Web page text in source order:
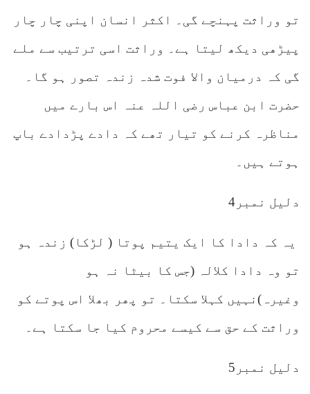
تو وراثت پہنچے گی۔ اکثر انسان اپنی چار چار
پیڑھی دیکھ لیتا ہے۔ وراثت اسی ترتیب سے ملے
گی کہ درمیان والا فوت شدہ زندہ تصور ہو گا۔
حضرت ابن عباس رضی اللہ عنہ اس بارے میں
مناظرہ کرنے کو تیار تھے کہ دادے پڑدادے باپ
ہوتے ہیں۔
دلیل نمبر4
یہ کہ دادا کا ایک یتیم پوتا ( لڑکا) زندہ ہو
تو وہ دادا کلالہ (جس کا بیٹا نہ ہو
وغیرہ)نہیں کہلا سکتا۔ تو پھر بھلا اس پوتے کو
وراثت کے حق سے کیسے محروم کیا جا سکتا ہے۔
دلیل نمبر5